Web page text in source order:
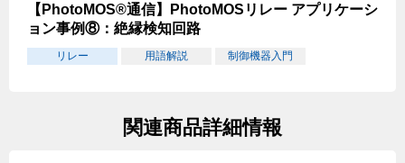
【PhotoMOS®通信】PhotoMOSリレー アプリケーシ
ョン事例⑧：絶縁検知回路
リレー 用語解説 制御機器入門
関連商品詳細情報